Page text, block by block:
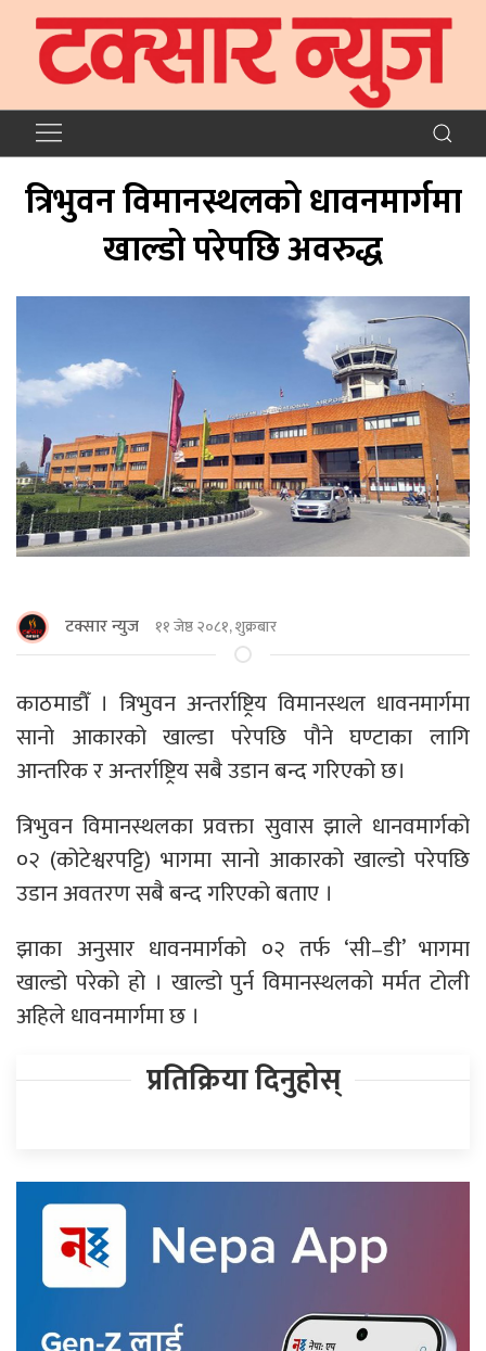
त्रिभुवन विमानस्थलको धावनमार्गमा
खाल्डो परेपछि अवरुद्ध
टक्सार न्युज ११ जेष्ठ २०८१, शुक्रबार
काठमाडौँ । त्रिभुवन अन्तर्राष्ट्रिय विमानस्थल धावनमार्गमा
सानो आकारको खाल्डा परेपछि पौने घण्टाका लागि
आन्तरिक र अन्तर्राष्ट्रिय सबै उडान बन्द गरिएको छ।
त्रिभुवन विमानस्थलका प्रवक्ता सुवास झाले धानवमार्गको
०२ (कोटेश्वरपट्टि) भागमा सानो आकारको खाल्डो परेपछि
उडान अवतरण सबै बन्द गरिएको बताए ।
झाका अनुसार धावनमार्गको ०२ तर्फ ‘सी–डी’ भागमा
खाल्डो परेको हो । खाल्डो पुर्न विमानस्थलको मर्मत टोली
अहिले धावनमार्गमा छ ।
प्रतिक्रिया दिनुहोस्